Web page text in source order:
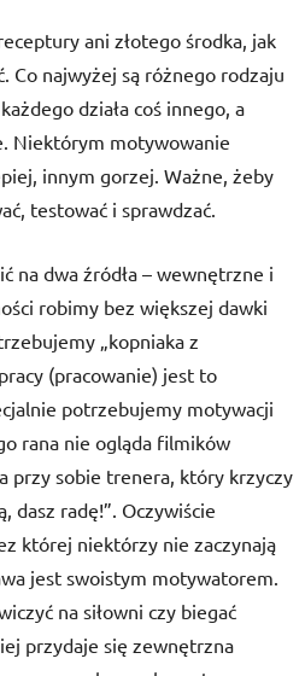
ani złotego środka, jak
Co najwyżej są różnego rodzaju
działa coś innego, a
Niektórym motywowanie
innym gorzej. Ważne, żeby
testować i sprawdzać.
na dwa źródła – wewnętrzne i
robimy bez większej dawki
„kopniaka z
(pracowanie) jest to
potrzebujemy motywacji
rana nie ogląda filmików
przy sobie trenera, który krzyczy
dasz radę!”. Oczywiście
której niektórzy nie zaczynają
jest swoistym motywatorem.
na siłowni czy biegać
przydaje się zewnętrzna